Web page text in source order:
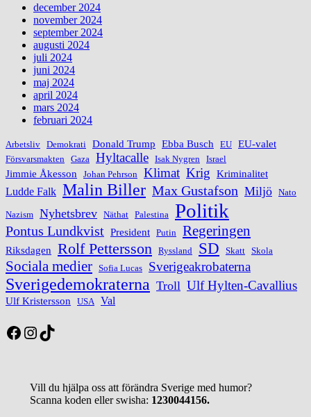
december 2024
november 2024
september 2024
augusti 2024
juli 2024
juni 2024
maj 2024
april 2024
mars 2024
februari 2024
Arbetsliv Demokrati Donald Trump Ebba Busch EU EU-valet
Försvarsmakten Gaza Hyltacalle Isak Nygren Israel
Jimmie Åkesson Johan Pehrson Klimat Krig Kriminalitet
Ludde Falk Malin Biller Max Gustafson Miljö Nato
Nazism Nyhetsbrev Näthat Palestina Politik
Pontus Lundkvist President Putin Regeringen
Riksdagen Rolf Pettersson Ryssland SD Skatt Skola
Sociala medier Sofia Lucas Sverigeakrobaterna
Sverigedemokraterna Troll Ulf Hylten-Cavallius
Ulf Kristersson USA Val
Facebook
Instagram
TikTok
Vill du hjälpa oss att förändra Sverige med humor?
Scanna koden eller swisha: 1230044156.